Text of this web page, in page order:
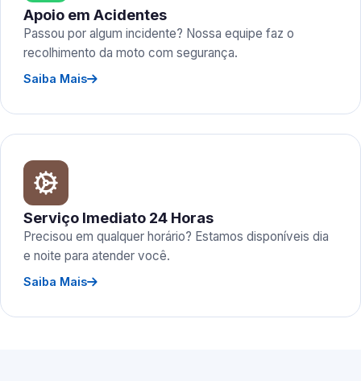
Apoio em Acidentes
Passou por algum incidente? Nossa equipe faz o
recolhimento da moto com segurança.
Saiba Mais
Serviço Imediato 24 Horas
Precisou em qualquer horário? Estamos disponíveis dia
e noite para atender você.
Saiba Mais